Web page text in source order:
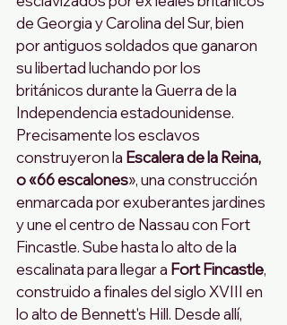
de Georgia y Carolina del Sur, bien
por antiguos soldados que ganaron
su libertad luchando por los
británicos durante la Guerra de la
Independencia estadounidense.
Precisamente los esclavos
construyeron la Escalera de la Reina,
o «66 escalones», una construcción
enmarcada por exuberantes jardines
y une el centro de Nassau con Fort
Fincastle. Sube hasta lo alto de la
escalinata para llegar a Fort Fincastle,
construido a finales del siglo XVIII en
lo alto de Bennett's Hill. Desde allí,